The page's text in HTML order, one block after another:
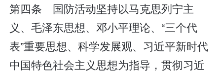
第四条 国防活动坚持以马克思列宁主
义、毛泽东思想、邓小平理论、“三个代
表”重要思想、科学发展观、习近平新时代
中国特色社会主义思想为指导，贯彻习近